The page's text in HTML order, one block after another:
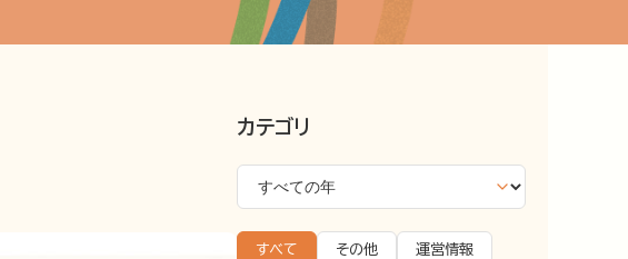
カテゴリ
すべて その他 運営情報